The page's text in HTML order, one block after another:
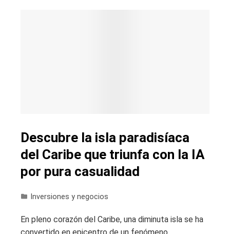
Descubre la isla paradisíaca
del Caribe que triunfa con la IA
por pura casualidad
Inversiones y negocios
En pleno corazón del Caribe, una diminuta isla se ha